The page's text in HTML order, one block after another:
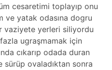
cesaretimi toplayıp onu
ve yatak odasına dogru
vaziyete yerleri siliyordu
ugraşmamak için
cıkarıp odada duran
sürüp ovaladıktan sonra